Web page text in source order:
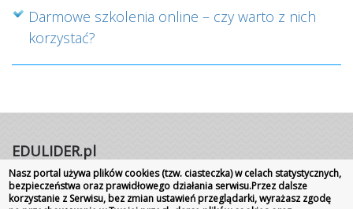
Darmowe szkolenia online – czy warto z nich
korzystać?
EDULIDER.pl
Portal internetowy | Rok założenia 2008
Wszelkie prawa zastrzeżone|Kontakt Promocja
Nasz portal używa plików cookies (tzw. ciasteczka) w celach statystycznych,
bezpieczeństwa oraz prawidłowego działania serwisu.Przez dalsze
korzystanie z Serwisu, bez zmian ustawień przeglądarki, wyrażasz zgodę